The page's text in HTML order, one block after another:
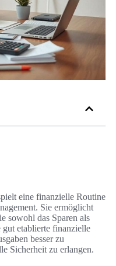
eine finanzielle Routine
Sie ermöglicht
sowohl das Sparen als
etablierte finanzielle
besser zu
Sicherheit zu erlangen.